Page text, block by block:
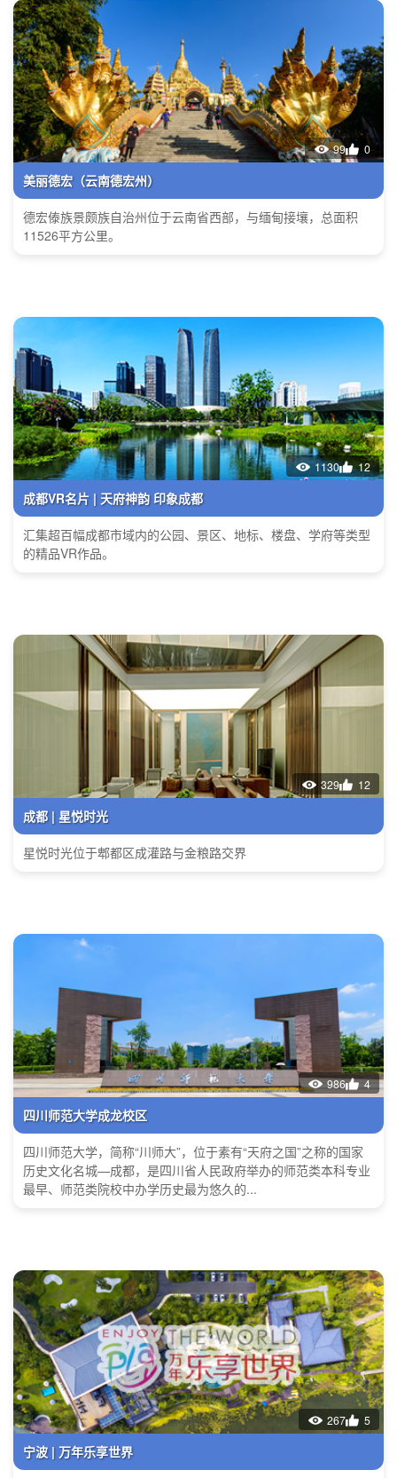
99 0
美丽德宏（云南德宏州）
德宏傣族景颇族自治州位于云南省西部，与缅甸接壤，总面积
11526平方公里。
1130 12
成都VR名片 | 天府神韵 印象成都
汇集超百幅成都市域内的公园、景区、地标、楼盘、学府等类型
的精品VR作品。
329 12
成都 | 星悦时光
星悦时光位于郫都区成灌路与金粮路交界
986 4
四川师范大学成龙校区
四川师范大学，简称“川师大”，位于素有“天府之国”之称的国家
历史文化名城—成都，是四川省人民政府举办的师范类本科专业
最早、师范类院校中办学历史最为悠久的...
267 5
宁波 | 万年乐享世界